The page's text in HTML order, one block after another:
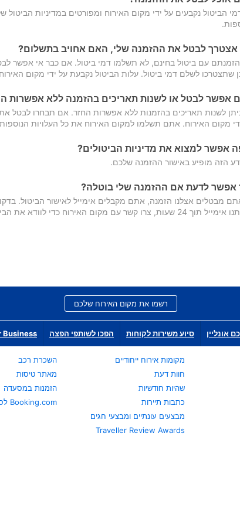
הביטול נקבעים על ידי מקום האירוח ומפורטים במדיניות
לבטל את ההזמנה שלי, האם אחויב בתשלום?
עם ביטול בחינם, לא תשלמו דמי ביטול. אם כבר אי אפשר
שתצטרכו לשלם דמי ביטול. עלות הביטול נקבעת על ידי מקום
אפשר לבטל או לשנות תאריכים בהזמנה ללא אפשרות
לשנות תאריכים בהזמנות ללא אפשרות החזר. אם תבחרו לבטל
מקום האירוח. אתם תשלמו למקום האירוח את כל העלויות
אפשר למצוא את מדיניות הביטולים?
הזה מופיע באישור ההזמנה שלכם.
אפשר לדעת אם ההזמנה שלי בוטלה?
מבטלים אצלנו הזמנה, אתם מקבלים אימייל לאישור הביטול.
24 שעות, צרו קשר עם מקום האירוח כדי לוודא את הביטול.
רשמו את מקום האירוח שלכם
אונליין סיוע משירות לקוחות הפכו לשותפי הפצה Business
מקומות אירוח ייחודיים
חוות דעת
שהיות חודשיות
כתבות תיירות
מבצעים עונתיים ומבצעי חגים
Traveller Review Awards
השכרת רכב
מאתר טיסות
הזמנות במסעדה
Booking.com לסוכני נסיעות